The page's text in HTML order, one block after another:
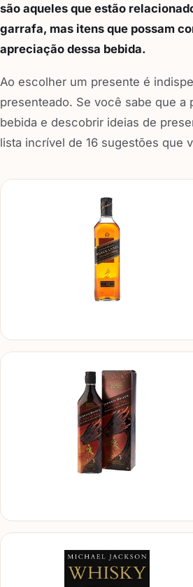
são aqueles que estão
garrafa, mas itens que possam
apreciação dessa bebida.
Ao escolher um presente é
presenteado. Se você sabe que
bebida e descobrir ideias de
lista incrível de 16 sugestões que